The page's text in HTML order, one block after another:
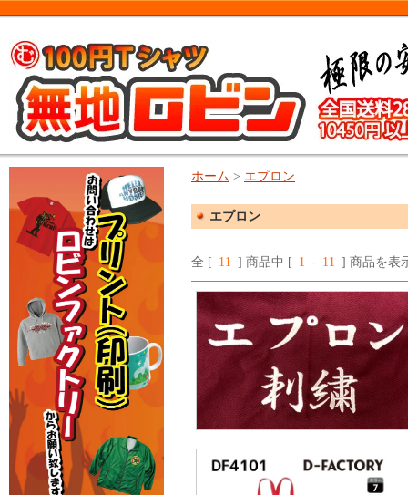
ホーム > エプロン
エプロン
全 [ 11 ] 商品中 [ 1 - 11 ] 商品を表